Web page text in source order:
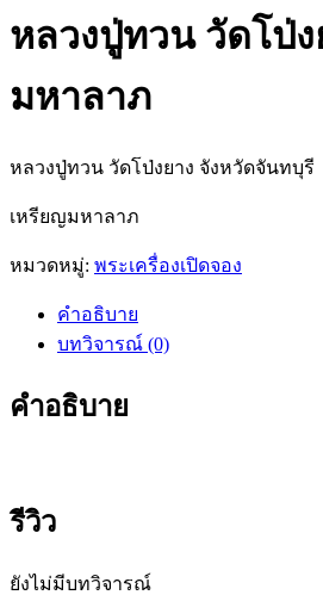
หลวงปู่ทวน วัดโป่
มหาลาภ
หลวงปู่ทวน วัดโป่งยาง จังหวัดจันทบุรี
เหรียญมหาลาภ
หมวดหมู่: พระเครื่องเปิดจอง
คำอธิบาย
บทวิจารณ์ (0)
คำอธิบาย
รีวิว
ยังไม่มีบทวิจารณ์